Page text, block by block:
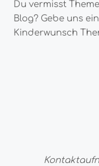
Du vermisst
Blog? Gebe uns
Kinderwunsch